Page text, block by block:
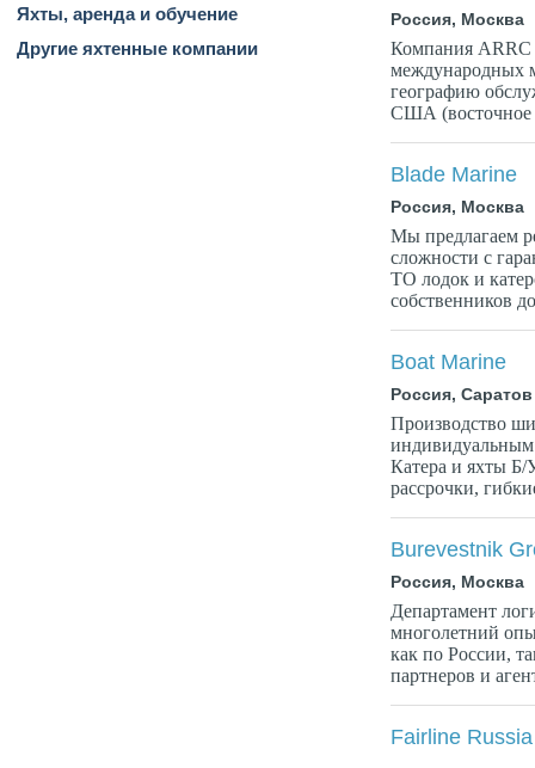
Яхты, аренда и обучение
Другие яхтенные компании
Россия, Москва
Компания ARRC
международных
географию
США (восточное
Blade Marine
Россия, Москва
Мы предлагаем
сложности с
ТО лодок и
собственников
Boat Marine
Россия, Саратов
Производство
индивидуальным
Катера и яхты
рассрочки,
Burevestnik
Россия, Москва
Департамент
многолетний
как по России,
партнеров и
Fairline Russia